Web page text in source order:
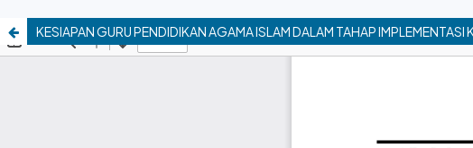
KESIAPAN GURU PENDIDIKAN AGAMA ISLAM DALAM TAHAP